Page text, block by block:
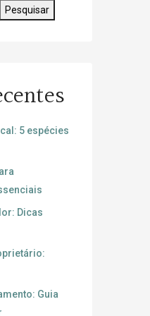
Pesquisar
5 espécies
Dicas
Guia